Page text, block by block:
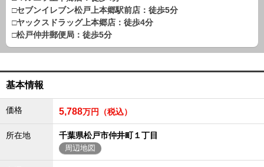
□セブンイレブン松戸上本郷駅前店：徒歩5分
□ヤックスドラッグ上本郷店：徒歩4分
□松戸仲井郵便局：徒歩5分
基本情報
価格 5,788万円（税込）
所在地 千葉県松戸市仲井町１丁目
周辺地図
中古一戸建
エリアから探す
路線から探す
マンション
エリアから探す
路線から探す
土 地
エリアから探す
路線から探す